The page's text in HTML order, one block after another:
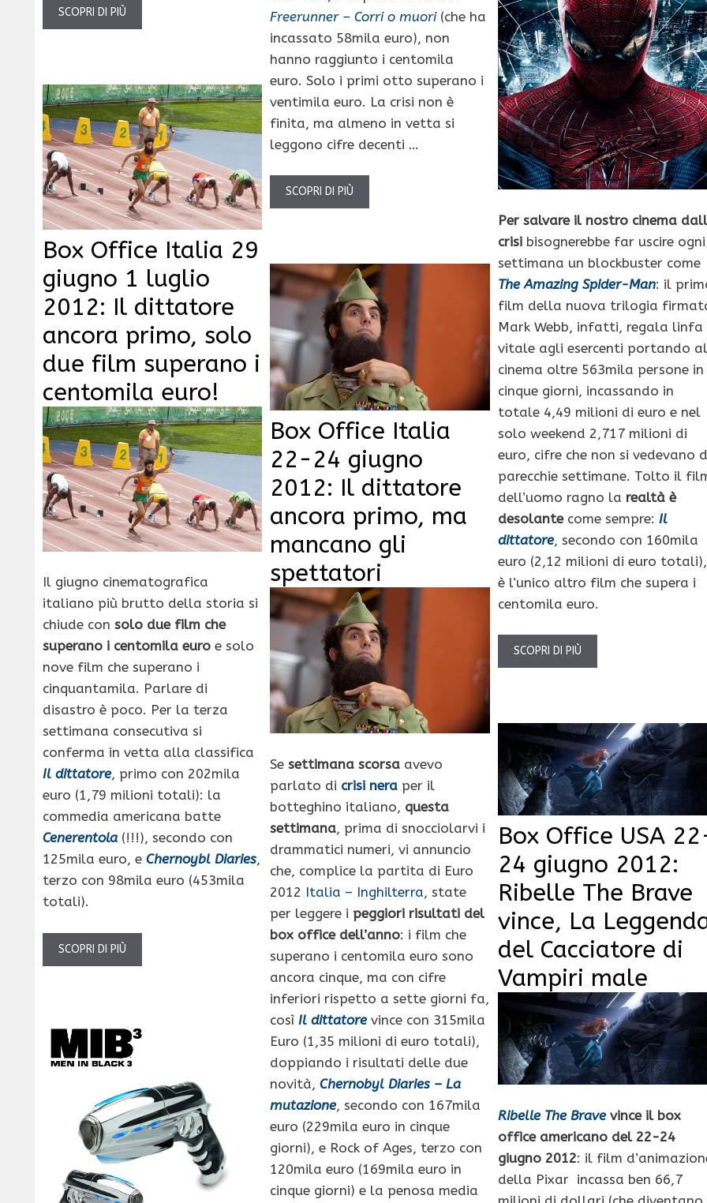
SCOPRI DI PIÙ
Freerunner – Corri o muori(che ha
incassato 58mila euro), non
hanno raggiunto i centomila
euro. Solo i primi otto superano i
ventimila euro. La crisi non è
finita, ma almeno in vetta si
leggono cifre decenti …
SCOPRI DI PIÙ
Per salvare il nostro cinema
crisibisognerebbe far uscire ogni
settimana un blockbuster come
The Amazing Spider-Man: il
film della nuova trilogia
Mark Webb, infatti, regala linfa
vitale agli esercenti portando al
cinema oltre 563mila persone in
cinque giorni, incassando in
totale 4,49 milioni di euro e nel
solo weekend 2,717 milioni di
euro, cifre che non si vedevano
parecchie settimane. Tolto il
dell’uomo ragno la realtà è
desolantecome sempre: Il
dittatore, secondo con 160mila
euro (2,12 milioni di euro totali),
è l’unico altro film che supera i
centomila euro.
SCOPRI DI PIÙ
Box Office Italia 29
giugno 1 luglio
2012: Il dittatore
ancora primo, solo
due film superano i
centomila euro!
Il giugno cinematografica
italiano più brutto della storia si
chiude con solo due film che
superano i centomila euro e solo
nove film che superano i
cinquantamila. Parlare di
disastro è poco. Per la terza
settimana consecutiva si
conferma in vetta alla classifica
Il dittatore, primo con 202mila
euro (1,79 milioni totali): la
commedia americana batte
Cenerentola (!!!), secondo con
125mila euro, e Chernoybl Diaries,
terzo con 98mila euro (453mila
totali).
SCOPRI DI PIÙ
Box Office Italia
22-24 giugno
2012: Il dittatore
ancora primo, ma
mancano gli
spettatori
Se settimana scorsa avevo
parlato di crisi nera per il
botteghino italiano, questa
settimana, prima di snocciolarvi i
drammatici numeri, vi annuncio
che, complice la partita di Euro
2012 Italia – Inghilterra, state
per leggere i peggiori risultati del
box office dell’anno: i film che
superano i centomila euro sono
ancora cinque, ma con cifre
inferiori rispetto a sette giorni fa,
così Il dittatorevince con 315mila
Euro (1,35 milioni di euro totali),
doppiando i risultati delle due
novità,Chernobyl Diaries – La
mutazione, secondo con 167mila
euro (229mila euro in cinque
giorni), e Rock of Ages, terzo con
120mila euro (169mila euro in
cinque giorni) e la penosa media
Box Office USA
24 giugno 2012:
Ribelle The Brave
vince, La
del Cacciatore di
Vampiri male
Ribelle The Bravevince il box
office americano del 22-24
giugno 2012: il film
della Pixar incassa ben 66,7